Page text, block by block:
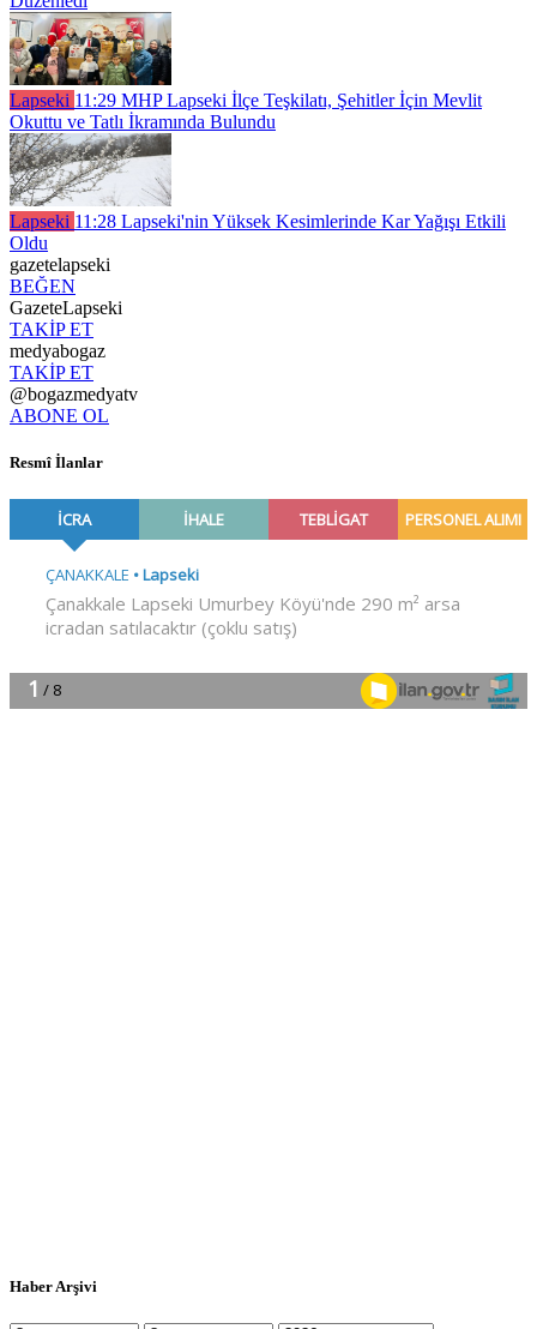
Lapseki 11:29 MHP Lapseki İlçe Teşkilatı, Şehitler İçin Mevlit
Okuttu ve Tatlı İkramında Bulundu
Lapseki 11:28 Lapseki'nin Yüksek Kesimlerinde Kar Yağışı Etkili
Oldu
gazetelapseki
BEĞEN
GazeteLapseki
TAKİP ET
medyabogaz
TAKİP ET
@bogazmedyatv
ABONE OL
Resmî İlanlar
Haber Arşivi